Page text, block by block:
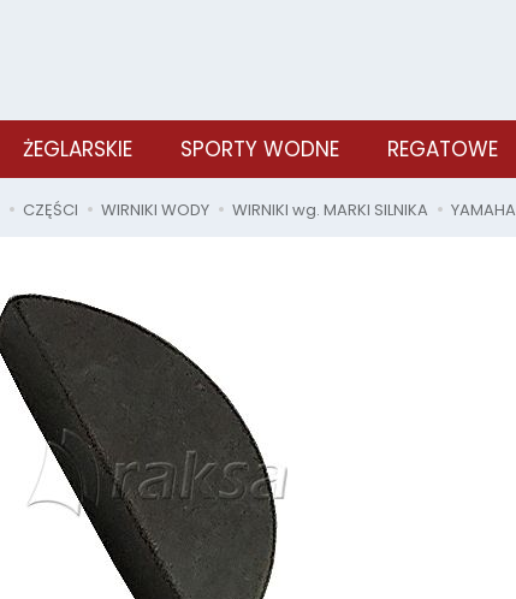
ŻEGLARSKIE SPORTY WODNE REGATOWE
CZĘŚCI WIRNIKI WODY WIRNIKI wg. MARKI SILNIKA YAMAHA